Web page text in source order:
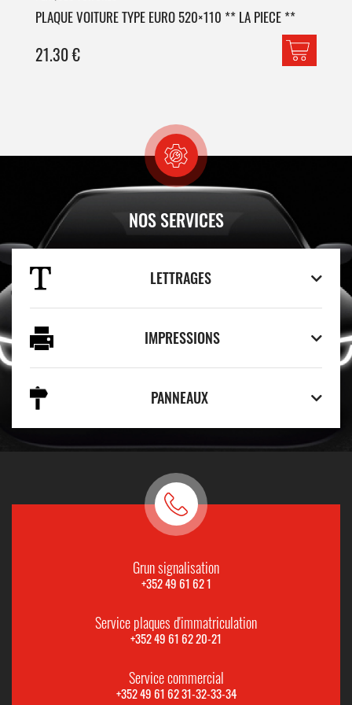
PLAQUE VOITURE TYPE EURO 520×110 ** LA PIECE **
21.30€
NOS SERVICES
LETTRAGES
IMPRESSIONS
PANNEAUX
Grun signalisation
+352 49 61 62 1
Service plaques d'immatriculation
+352 49 61 62 20-21
Service commercial
+352 49 61 62 31-32-33-34